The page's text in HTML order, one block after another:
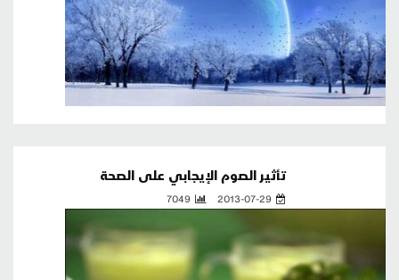
تأثير الصوم الإيجابي على الصحة
2013-07-29
7049